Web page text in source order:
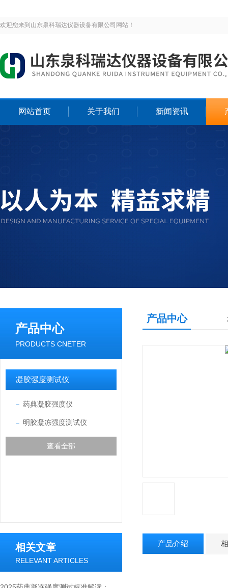
欢迎您来到山东泉科瑞达仪器设备有限公司网站！
网站首页 关于我们 新闻资讯
产品中心
PRODUCTS CNETER
凝胶强度测试仪
药典凝胶强度仪
明胶凝冻强度测试仪
查看全部
相关文章
RELEVANT ARTICLES
产品中心
产品介绍